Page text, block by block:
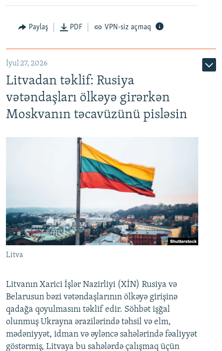
Paylaş PDF VPN-siz açmaq
İyul 27, 2026
Litvadan təklif: Rusiya
vətəndaşları ölkəyə girərkən
Moskvanın təcavüzünü pisləsin
Litva
Litvanın Xarici İşlər Nazirliyi (XİN) Rusiya və
Belarusun bəzi vətəndaşlarının ölkəyə girişinə
qadağa qoyulmasını təklif edir. Söhbət işğal
olunmuş Ukrayna ərazilərində təhsil və elm,
mədəniyyət, idman və əyləncə sahələrində fəaliyyət
göstərmiş, Litvaya bu sahələrdə çalışmaq üçün